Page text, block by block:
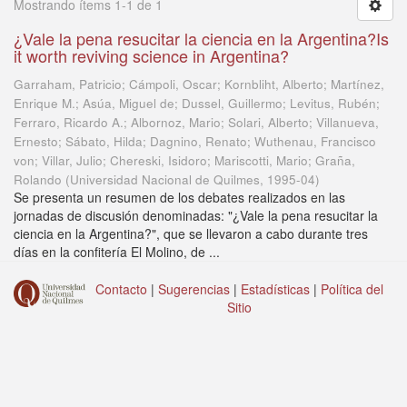
Mostrando ítems 1-1 de 1
¿Vale la pena resucitar la ciencia en la Argentina?Is
it worth reviving science in Argentina?
Garraham, Patricio; Cámpoli, Oscar; Kornbliht, Alberto; Martínez,
Enrique M.; Asúa, Miguel de; Dussel, Guillermo; Levitus, Rubén;
Ferraro, Ricardo A.; Albornoz, Mario; Solari, Alberto; Villanueva,
Ernesto; Sábato, Hilda; Dagnino, Renato; Wuthenau, Francisco
von; Villar, Julio; Chereski, Isidoro; Mariscotti, Mario; Graña,
Rolando (Universidad Nacional de Quilmes, 1995-04)
Se presenta un resumen de los debates realizados en las
jornadas de discusión denominadas: "¿Vale la pena resucitar la
ciencia en la Argentina?", que se llevaron a cabo durante tres
días en la confitería El Molino, de ...
Contacto | Sugerencias | Estadísticas | Política del
Sitio